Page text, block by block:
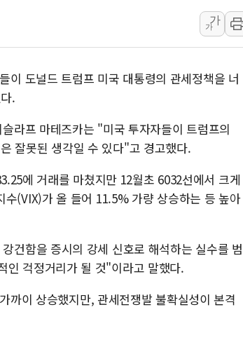
장동혁 "집값
[속보] '해병
경찰, '강북구
전국 그늘막 4
美·日 환율공
구리값 사상
에어프레미
국민통합위,
가
가
이 도널드 트럼프 미국 대통령의 관세정책을 너
.
라프 마테즈카는 "미국 투자자들이 트럼프의
잘못된 생각일 수 있다"고 경고했다.
에 거래를 마쳤지만 12월초 6032선에서 크게
(VIX)가 올 들어 11.5% 가량 상승하는 등 높아
건함을 증시의 강세 신호로 해석하는 실수를 범
인 걱정거리가 될 것"이라고 말했다.
까이 상승했지만, 관세전쟁발 불확실성이 본격